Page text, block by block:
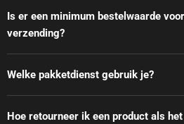
Is er een minimum bestelwaarde
verzending?
Welke pakketdienst gebruik je?
Hoe retourneer ik een product als